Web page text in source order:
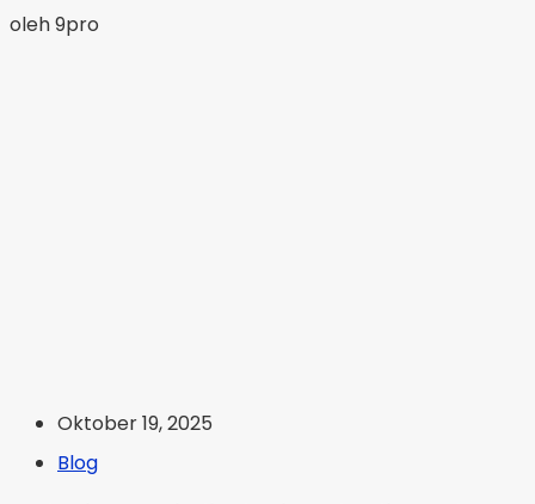
oleh 9pro
Oktober 19, 2025
Blog